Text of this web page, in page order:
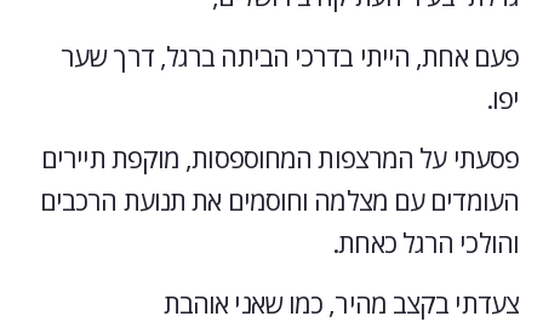
פעם אחת, הייתי בדרכי הביתה ברגל, דרך שער
יפו.
פסעתי על המרצפות המחוספסות, מוקפת תיירים
העומדים עם מצלמה וחוסמים את תנועת הרכבים
והולכי הרגל כאחת.
צעדתי בקצב מהיר, כמו שאני אוהבת